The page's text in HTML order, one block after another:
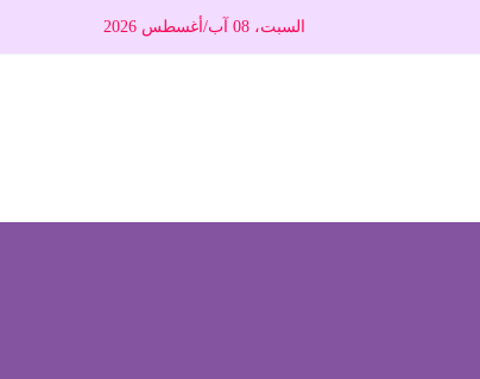
السبت، 08 آب/أغسطس 2026